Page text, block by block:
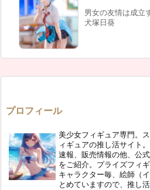
男女の友情は成立
犬塚日葵
プロフィール
美少女フィギュア専門。
ィギュアの推し活サイト
速報、販売情報の他、公
をご紹介。プライズフィ
キャラクター毎、絵師（
とめていますので、推し